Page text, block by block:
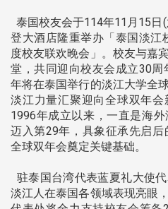
泰国校友会于114年11月15日
登大酒店隆重举办「泰国淡江
度校友联欢晚会」。校友与嘉
堂，共同迎向校友会成立30
年将在泰国举行的淡江大学全
淡江力量汇聚迎向全球双年
1996年成立以来，一直是海外
迈入第29年，具象征承先启
全球双年会奠定关键基础。
驻泰国台湾代表蓝夏礼大使
淡江人在泰国各领域表现亮眼